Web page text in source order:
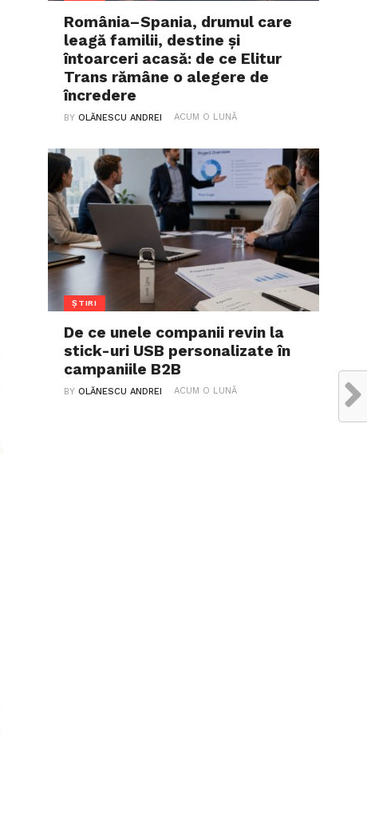
România–Spania, drumul care
leagă familii, destine și
întoarceri acasă: de ce Elitur
Trans rămâne o alegere de
încredere
BYOLĂNESCU ANDREI ACUM O LUNĂ
ȘTIRI
De ce unele companii revin la
stick-uri USB personalizate în
campaniile B2B
BYOLĂNESCU ANDREI ACUM O LUNĂ